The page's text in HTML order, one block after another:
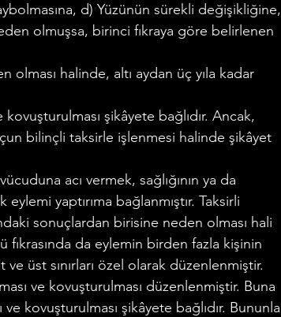
d) Yüzünün sürekli değişikliğine,
olmuşsa, birinci fıkraya göre belirlenen
olması halinde, altı aydan üç yıla kadar
şikâyete bağlıdır. Ancak,
bilinçli taksirle işlenmesi halinde şikâyet
acı vermek, sağlığının ya da
yaptırıma bağlanmıştır. Taksirli
sonuçlardan birisine neden olması hali
da eylemin birden fazla kişinin
üst sınırları özel olarak düzenlenmiştir.
ve kovuşturulması düzenlenmiştir. Buna
kovuşturulması şikâyete bağlıdır. Bununla